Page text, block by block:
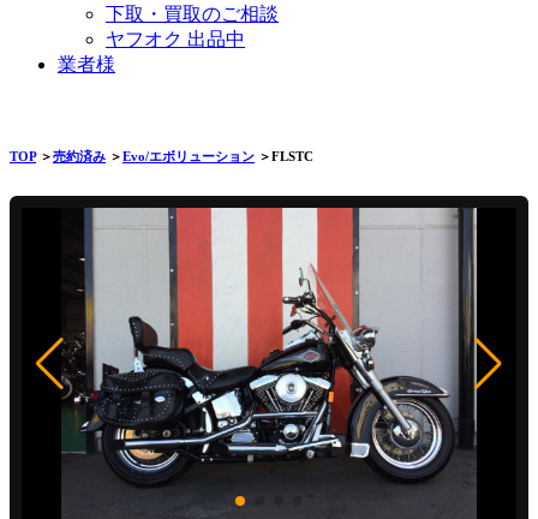
下取・買取のご相談
ヤフオク 出品中
業者様
TOP＞売約済み ＞Evo/エボリューション ＞FLSTC